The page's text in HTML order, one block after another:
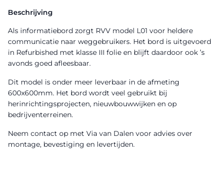
Beschrijving
Als informatiebord zorgt RVV model L01 voor heldere
communicatie naar weggebruikers. Het bord is uitgevoerd
in Refurbished met klasse III folie en blijft daardoor ook ’s
avonds goed afleesbaar.
Dit model is onder meer leverbaar in de afmeting
600x600mm. Het bord wordt veel gebruikt bij
herinrichtingsprojecten, nieuwbouwwijken en op
bedrijventerreinen.
Neem contact op met Via van Dalen voor advies over
montage, bevestiging en levertijden.